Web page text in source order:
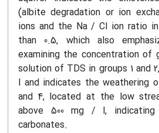
(albite degradation or ion
ions and the Na / Cl ion ratio
than 0.5, which also
examining the concentration of
solution of TDS in groups 1 and
l and indicates the weathering
and 4, located at the low
above 500 mg / l,
carbonates.